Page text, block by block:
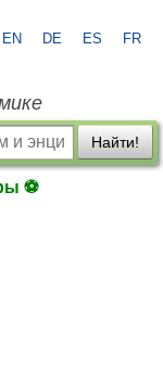
EN DE ES FR
Найти!
⚽